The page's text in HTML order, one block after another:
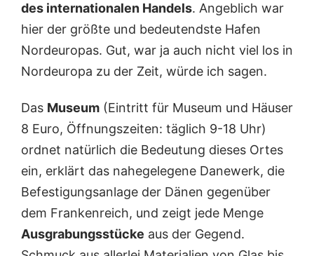
des internationalen Handels. Angeblich war
hier der größte und bedeutendste Hafen
Nordeuropas. Gut, war ja auch nicht viel los in
Nordeuropa zu der Zeit, würde ich sagen.
Das Museum (Eintritt für Museum und Häuser
8 Euro, Öffnungszeiten: täglich 9-18 Uhr)
ordnet natürlich die Bedeutung dieses Ortes
ein, erklärt das nahegelegene Danewerk, die
Befestigungsanlage der Dänen gegenüber
dem Frankenreich, und zeigt jede Menge
Ausgrabungsstücke aus der Gegend.